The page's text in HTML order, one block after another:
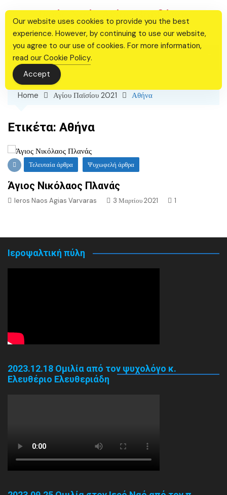
content
Ιερός Ναός Αγίας Βαρβάρας
Θεσσαλονίκης
Home Αγίου Παϊσίου 2021 Αθήνα
Ετικέτα: Αθήνα
Τελευταία άρθρα Ψυχωφελή άρθρα
Άγιος Νικόλαος Πλανάς
Ieros Naos Agias Varvaras 3 Μαρτίου 2021 1
Ιεροψαλτική πύλη
2023.12.18 Ομιλία από τον ψυχολόγο κ.
Ελευθέριο Ελευθεριάδη
Our website uses cookies to provide you the best
experience. However, by continuing to use our website,
you agree to our use of cookies. For more information,
read our Cookie Policy.
Accept